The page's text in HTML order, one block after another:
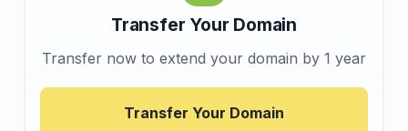
Transfer Your Domain
Transfer now to extend your domain by 1 year
Transfer Your Domain